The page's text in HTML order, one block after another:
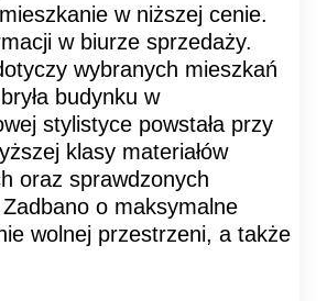
w niższej cenie.
w biurze sprzedaży.
wybranych mieszkań
budynku w
stylistyce powstała przy
klasy materiałów
oraz sprawdzonych
o maksymalne
wolnej przestrzeni, a także